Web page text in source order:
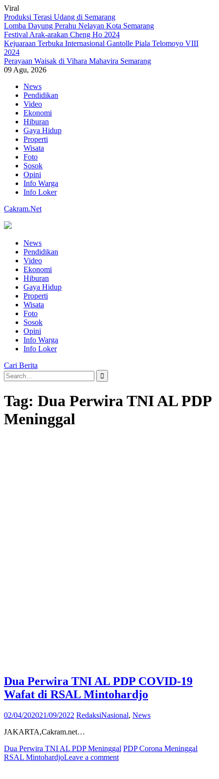
Viral
Produksi Terasi Udang di Semarang
Lomba Dayung Perahu Nelayan Kota Semarang
Festival Arak-arakan Cheng Ho 2024
Kejuaraan Terbuka Internasional Gantolle Piala Telomoyo VIII
2024
Perayaan Waisak di Vihara Mahavira Semarang
09 Agu, 2026
Skip
content
News
Pendidikan
Video
Ekonomi
Hiburan
Gaya Hidup
Properti
Wisata
Foto
Sosok
Opini
Info Warga
Info Loker
Cakram.Net
News
Pendidikan
Video
Ekonomi
Hiburan
Gaya Hidup
Properti
Wisata
Foto
Sosok
Opini
Info Warga
Info Loker
Cari Berita
Search
for:
Tag: Dua Perwira TNI AL PDP
Meninggal
Dua Perwira TNI AL PDP COVID-19
Wafat di RSAL Mintohardjo
02/04/202021/09/2022 RedaksiNasional, News
JAKARTA,Cakram.net…
Dua Perwira TNI AL PDP Meninggal PDP Corona Meninggal
RSAL MintohardjoLeave a comment